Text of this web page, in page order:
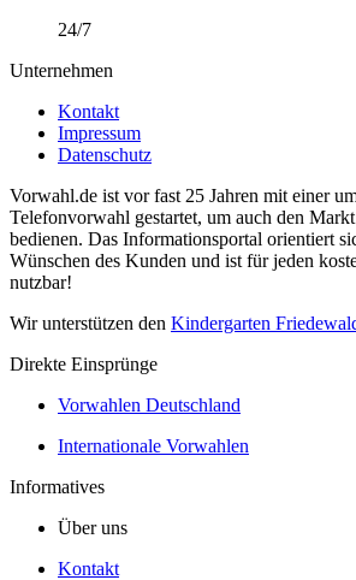
24/7
Unternehmen
Kontakt
Impressum
Datenschutz
Vorwahl.de ist vor fast 25 Jahren mit einer
Telefonvorwahl gestartet, um auch den
bedienen. Das Informationsportal orientiert
Wünschen des Kunden und ist für jeden
nutzbar!
Wir unterstützen den Kindergarten
Direkte Einsprünge
Vorwahlen Deutschland
Internationale Vorwahlen
Informatives
Über uns
Kontakt